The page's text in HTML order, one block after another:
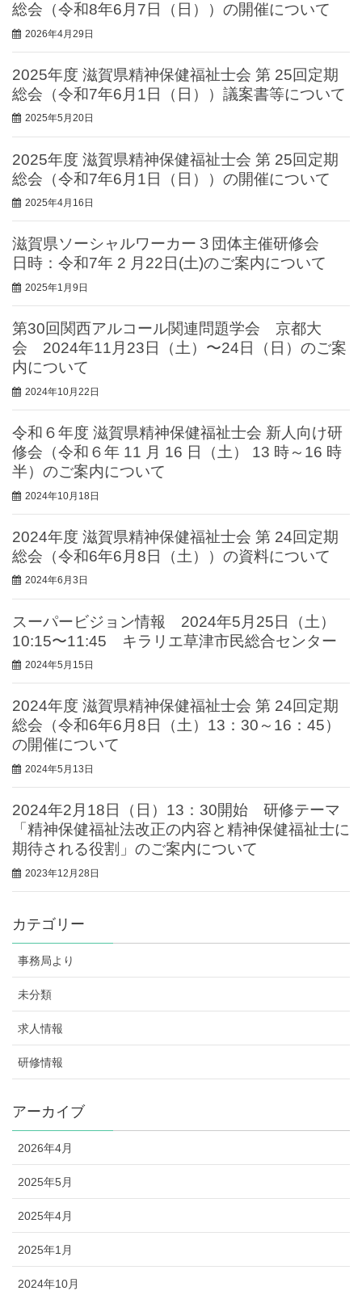
総会（令和8年6月7日（日））の開催について
2026年4月29日
2025年度 滋賀県精神保健福祉士会 第 25回定期
総会（令和7年6月1日（日））議案書等について
2025年5月20日
2025年度 滋賀県精神保健福祉士会 第 25回定期
総会（令和7年6月1日（日））の開催について
2025年4月16日
滋賀県ソーシャルワーカー３団体主催研修会
日時：令和7年 2 ⽉22⽇(⼟)のご案内について
2025年1月9日
第30回関西アルコール関連問題学会 京都大
会 2024年11月23日（土）〜24日（日）のご案
内について
2024年10月22日
令和６年度 滋賀県精神保健福祉士会 新人向け研
修会（令和６年 11 月 16 日（土） 13 時～16 時
半）のご案内について
2024年10月18日
2024年度 滋賀県精神保健福祉士会 第 24回定期
総会（令和6年6月8日（土））の資料について
2024年6月3日
スーパービジョン情報 2024年5月25日（土）
10:15〜11:45 キラリエ草津市民総合センター
2024年5月15日
2024年度 滋賀県精神保健福祉士会 第 24回定期
総会（令和6年6月8日（土）13：30～16：45）
の開催について
2024年5月13日
2024年2月18日（日）13：30開始 研修テーマ
「精神保健福祉法改正の内容と精神保健福祉士に
期待される役割」のご案内について
2023年12月28日
カテゴリー
事務局より
未分類
求人情報
研修情報
アーカイブ
2026年4月
2025年5月
2025年4月
2025年1月
2024年10月